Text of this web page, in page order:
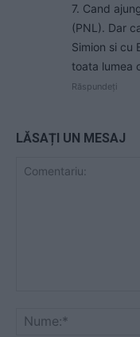
7. Cand
(PNL). Dar
Simion si cu
toata lumea
Răspundeți
LĂSAȚI UN MESAJ